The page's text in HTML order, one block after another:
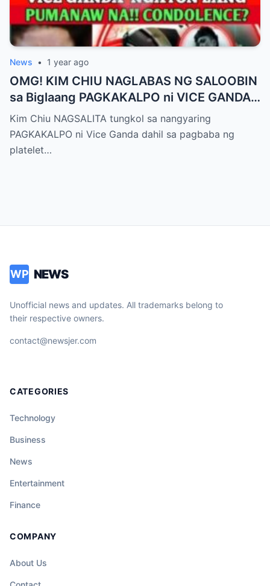
News • 1 year ago
OMG! KIM CHIU NAGLABAS NG SALOOBIN
sa Biglaang PAGKAKALPO ni VICE GANDA
sa “It’s Showtime” — Pagbaba ng Platelet
Count, NAGDULOT ng Matinding Alarma!
Fans Naluha sa Pag-aalala sa Kalagayan ni
Kim Chiu NAGSALITA tungkol sa nangyaring
PAGKAKALPO ni Vice Ganda dahil sa pagbaba ng
platelet…
WP NEWS
Unofficial news and updates. All trademarks belong to
their respective owners.
contact@newsjer.com
CATEGORIES
Technology
Business
News
Entertainment
Finance
COMPANY
About Us